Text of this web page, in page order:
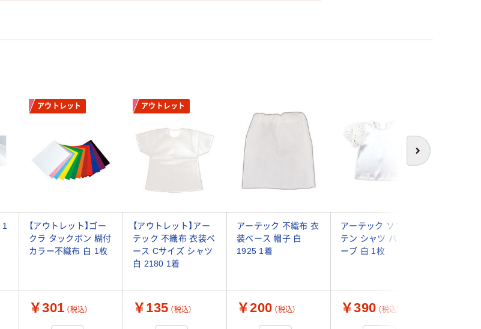
次へ
アウトレット アウトレット
【アウトレット】ゴー
クラ タックボン 糊付
カラー不織布 白 1枚
【アウトレット】アー
テック 不織布 衣装ベ
ース Cサイズ シャツ
白 2180 1着
アーテック 不織布 衣
装ベース 帽子 白
1925 1着
アーテック ソフトサ
テン シャツ パフスリ
ーブ 白 1枚
￥301 （税込） ￥135 （税込） ￥200 （税込） ￥390 （税込）